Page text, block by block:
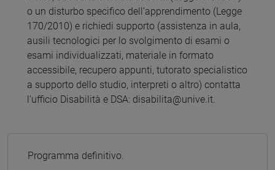
o un disturbo specifico dell’apprendimento (Legge
170/2010) e richiedi supporto (assistenza in aula,
ausili tecnologici per lo svolgimento di esami o
esami individualizzati, materiale in formato
accessibile, recupero appunti, tutorato specialistico
a supporto dello studio, interpreti o altro) contatta
l’ufficio Disabilità e DSA: disabilita@unive.it.
Programma definitivo.